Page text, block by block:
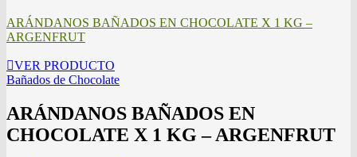
ARÁNDANOS BAÑADOS EN CHOCOLATE X 1 KG –
ARGENFRUT
VER PRODUCTO
Bañados de Chocolate
ARÁNDANOS BAÑADOS EN
CHOCOLATE X 1 KG – ARGENFRUT